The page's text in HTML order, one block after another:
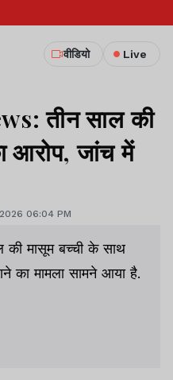
वीडियो Live
तीन साल की
आरोप, जांच में
06:04 PM
की मासूम बच्ची के साथ
का मामला सामने आया है.